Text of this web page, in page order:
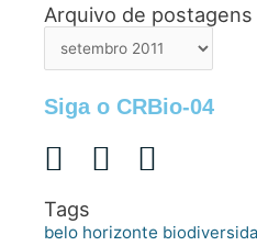
Arquivo de postagens
Arquivo
Siga o CRBio-04
Tags
belo horizonte